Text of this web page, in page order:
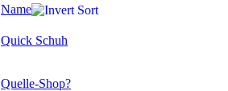
Name
Quick Schuh
Quelle-Shop?